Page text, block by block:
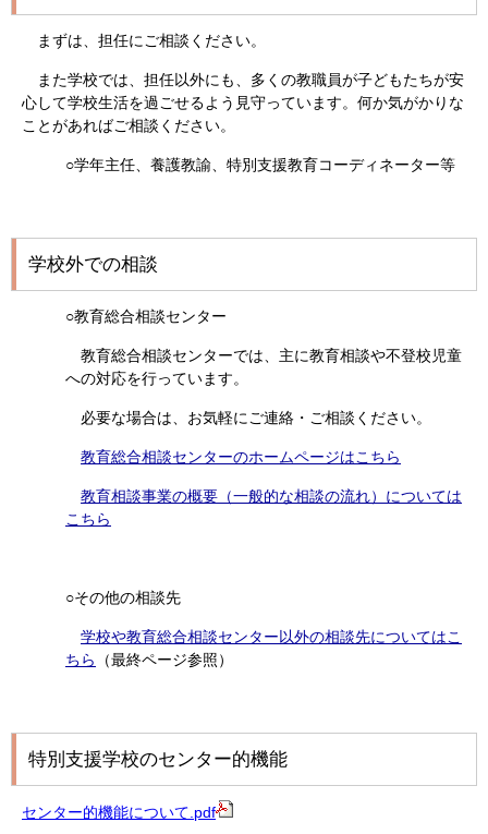
まずは、担任にご相談ください。
また学校では、担任以外にも、多くの教職員が子どもたちが安
心して学校生活を過ごせるよう見守っています。何か気がかりな
ことがあればご相談ください。
○学年主任、養護教諭、特別支援教育コーディネーター等
学校外での相談
○教育総合相談センター
教育総合相談センターでは、主に教育相談や不登校児童
への対応を行っています。
必要な場合は、お気軽にご連絡・ご相談ください。
教育総合相談センターのホームページはこちら
教育相談事業の概要（一般的な相談の流れ）については
こちら
○その他の相談先
学校や教育総合相談センター以外の相談先についてはこ
ちら
（最終ページ参照）
特別支援学校のセンター的機能
センター的機能について.pdf